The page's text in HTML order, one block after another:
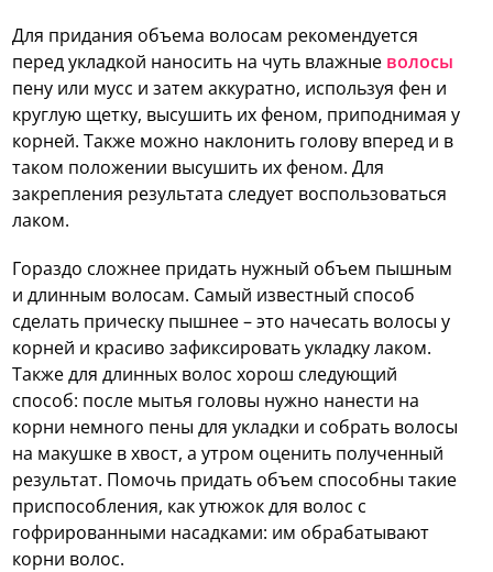
Для придания объема волосам рекомендуется
перед укладкой наносить на чуть влажные волосы
пену или мусс и затем аккуратно, используя фен и
круглую щетку, высушить их феном, приподнимая у
корней. Также можно наклонить голову вперед и в
таком положении высушить их феном. Для
закрепления результата следует воспользоваться
лаком.
Гораздо сложнее придать нужный объем пышным
и длинным волосам. Самый известный способ
сделать прическу пышнее – это начесать волосы у
корней и красиво зафиксировать укладку лаком.
Также для длинных волос хорош следующий
способ: после мытья головы нужно нанести на
корни немного пены для укладки и собрать волосы
на макушке в хвост, а утром оценить полученный
результат. Помочь придать объем способны такие
приспособления, как утюжок для волос с
гофрированными насадками: им обрабатывают
корни волос.